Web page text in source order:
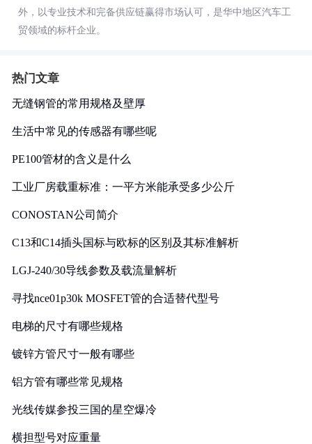
外，以专业技术和完备供应链赢得市场认可，是华中地区汽车工
贸领域的标杆企业。
热门文章
无缝钢管的常用规格及壁厚
生活中常见的传感器有哪些呢
PE100管材的含义是什么
工业厂房载重标准：一平方米能承受多少公斤
CONOSTAN公司简介
C13和C14插头国标与欧标的区别及其标准解析
LGJ-240/30导线参数及载流量解析
寻找nce01p30k MOSFET管的合适替代型号
电梯的尺寸有哪些规格
镀锌方管尺寸一般有哪些
铝方管有哪些常见规格
光线传媒参投三国的星空爆冷
横担型号对应重量